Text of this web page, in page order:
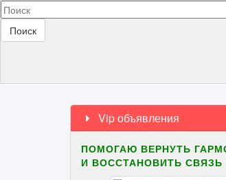
Поиск
Vip объявления
ПОМОГАЮ ВЕРНУТЬ
И ВОССТАНОВИТЬ СВЯЗЬ